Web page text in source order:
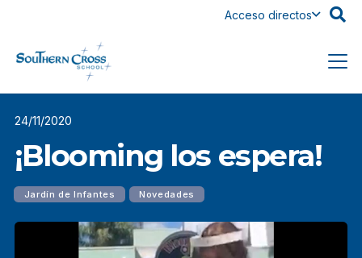
Acceso directos
24/11/2020
¡Blooming los espera!
Jardín de Infantes Novedades